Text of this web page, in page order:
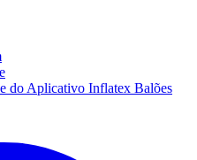
do Aplicativo Inflatex Balões